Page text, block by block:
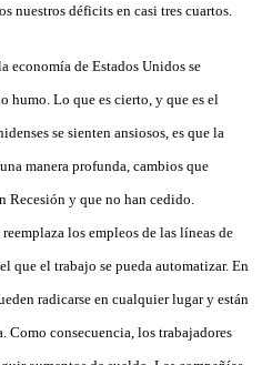
nuestros déficits en casi tres cuartos.
economía de Estados Unidos se
humo. Lo que es cierto, y que es el
se sienten ansiosos, es que la
manera profunda, cambios que
Recesión y que no han cedido.
los empleos de las líneas de
que el trabajo se pueda automatizar. En
radicarse en cualquier lugar y están
Como consecuencia, los trabajadores